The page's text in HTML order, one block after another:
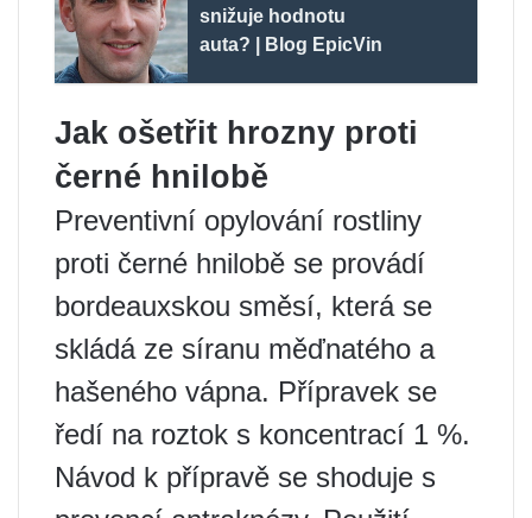
snižuje hodnotu
auta? | Blog EpicVin
Jak ošetřit hrozny proti
černé hnilobě
Preventivní opylování rostliny
proti černé hnilobě se provádí
bordeauxskou směsí, která se
skládá ze síranu měďnatého a
hašeného vápna. Přípravek se
ředí na roztok s koncentrací 1 %.
Návod k přípravě se shoduje s